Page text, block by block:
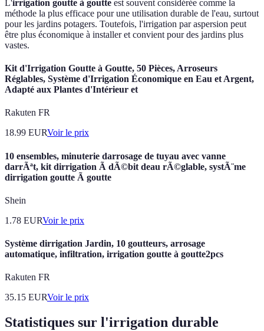
L'irrigation goutte à goutte est souvent considérée comme la
méthode la plus efficace pour une utilisation durable de l'eau, surtout
pour les jardins potagers. Toutefois, l'irrigation par aspersion peut
être plus économique à installer et convient pour des jardins plus
vastes.
Kit d'Irrigation Goutte à Goutte, 50 Pièces, Arroseurs
Réglables, Système d'Irrigation Économique en Eau et Argent,
Adapté aux Plantes d'Intérieur et
Rakuten FR
18.99 EURVoir le prix
10 ensembles, minuterie darrosage de tuyau avec vanne
darrÃªt, kit dirrigation Ã dÃ©bit deau rÃ©glable, systÃ¨me
dirrigation goutte Ã goutte
Shein
1.78 EURVoir le prix
Système dirrigation Jardin, 10 goutteurs, arrosage
automatique, infiltration, irrigation goutte à goutte2pcs
Rakuten FR
35.15 EURVoir le prix
Statistiques sur l'irrigation durable